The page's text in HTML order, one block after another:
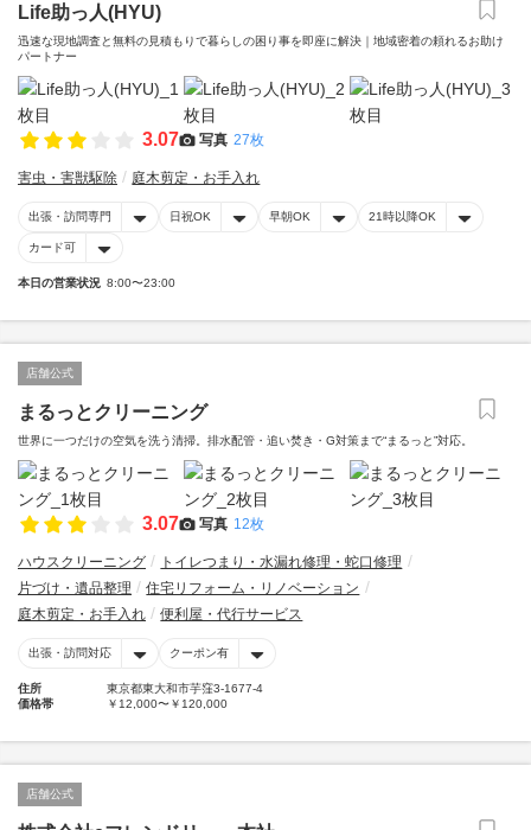
Life助っ人(HYU)
迅速な現地調査と無料の見積もりで暮らしの困り事を即座に解決｜地域密着の頼れるお助け
パートナー
3.07 写真 27枚
害虫・害獣駆除 庭木剪定・お手入れ
出張・訪問専門 日祝OK 早朝OK 21時以降OK
カード可
本日の営業状況 8:00〜23:00
店舗公式
まるっとクリーニング
世界に一つだけの空気を洗う清掃。排水配管・追い焚き・G対策まで“まるっと”対応。
3.07 写真 12枚
ハウスクリーニング
トイレつまり・水漏れ修理・蛇口修理
片づけ・遺品整理
住宅リフォーム・リノベーション
庭木剪定・お手入れ
便利屋・代行サービス
出張・訪問対応 クーポン有
住所
東京都東大和市芋窪3-1677-4
価格帯
￥12,000〜￥120,000
店舗公式